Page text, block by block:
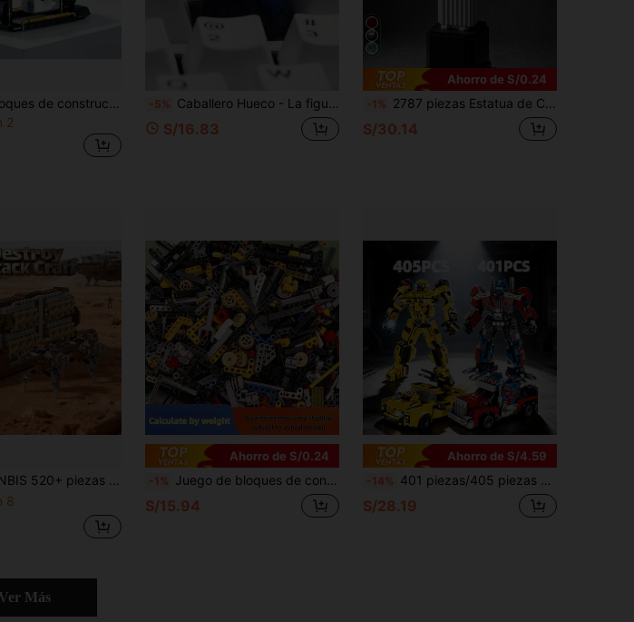
Juego de bloques de construcción de motor V8, juguete de ensamblaje de modelo mecánico de motor V8, diseño estructural de motor de coche estilo tecnológico en negro & plata, con cilindro transparente, pistón y detalles de escape, modelo de ingeniería DIY, decoración de escritorio, regalo de colección para entusiastas de los coches
2
-5% Caballero Hueco - La figura coleccionable de PVC del Caballero y Hornet, decoración de teclado de ordenador - Tapa de teclado personalizada transparente y creativa, modelo de teclado mecánico de PVC
S/16.83
Ahorro de S/0.24
-1% 2787 piezas Estatua de Cristo/5466 piezas Coliseo//3585 piezas Torre Eiffel/3377 piezas Museo del Louvre/1545 piezas Coliseo/1302 piezas Torre Eiffel Colección de Edificios Emblemáticos Souvenir DIY Modelo de Bloques de Construcción Educativo Adorno Regalo de Cumpleaños
S/30.14
de ataque de pelotón Craft MOC - Bloques de espacial para destruir droides, juegos de ejército DIY, regalos de cumpleaños para adultos, decoración de habitación
8
Ahorro de S/0.24
-1% Juego de bloques de construcción Tech de 500g, conjunto de bloques de construcción para adultos con conector de pin Tech, manga de junta universal, bloques de construcción de partículas pequeñas, compatible con engranajes, neumáticos de la serie Tech, bloques de construcción de coche hamburguesa, estilo Tech DIY, Navidad/Fiesta
S/15.94
Ahorro de S/4.59
-14% 401 piezas/405 piezas Juguete de bloques de construcción transformable de robot y coche 2 en 1, regalo ideal para el Día de la Independencia, Navidad, Halloween, Acción de Gracias, Cumpleaños
S/28.19
Ver Más
Límite de S/101.99
Por tiempo limitado
Límite de S/118.98
Por tiempo limitado